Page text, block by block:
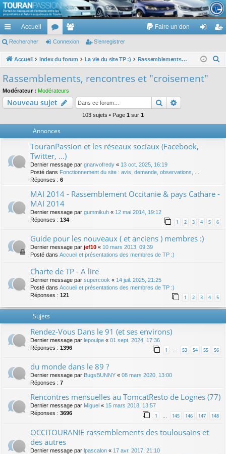
TouranPassion
Le forum des propriétaires ou futurs acquéreurs du Volkswagen Touran
cc
ès
pi
de
Accueil
or
u
e
m
Faire un don
ne nr
Rechercher Connexion S’enregistrer
Accueil Index du forum La vie du site TP :) Rassemblements, rencontres et "croisement"
c
Rassemblements, rencontres et "croisement"
Modérateur : Modérateurs
Nouveau sujet Rechercher
103 sujets • Page 1 sur 1
Annonces
TouranPassion et les réseaux sociaux (Facebook,
Twitter, ...)
Dernier message par gnanvofredy « 13 oct. 2025, 16:19
Posté dans Fonctionnement du site : avis, demande, observations, ...
Réponses : 6
MAI 2014 - Rassemblement Occitanie & pays Cathare -
MAI 2014
Dernier message par gummikuh « 12 mai 2014, 19:12
Réponses : 134 1 2 3 4 5 6
Guide pour les nouveaux ( et anciens ) membres :)
Dernier message par jef10 « 10 mars 2013, 09:39
Posté dans Accueil et présentations des membres de TP :)
Charte de TP - A lire
Dernier message par supercook « 14 juil. 2025, 21:25
Posté dans Accueil et présentations des membres de TP :)
Réponses : 121 1 2 3 4 5
Sujets
Rendez-Vous Dans le 91 (et ses environs)
Dernier message par lepoulpe « 01 sept. 2024, 17:36
Réponses : 1396 1 … 53 54 55 56
du monde dans le 89 ?
Dernier message par BugsBUNNY « 08 mars 2020, 13:00
Réponses : 7
Rencontres mensuelles au TomcatResto de Lognes (77)
Dernier message par Miguel « 15 mars 2018, 13:57
Réponses : 3696 1 145 146 147 148
OCCITOURANIE rassemblements des toulousains et
des autres
Dernier message par lpascalon « 17 avr. 2017, 21:10